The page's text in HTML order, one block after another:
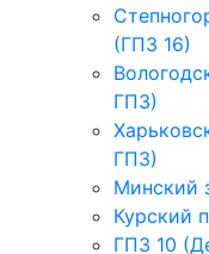
(ГПЗ 16)
ГПЗ)
ГПЗ)
Минский
Курский
ГПЗ 10